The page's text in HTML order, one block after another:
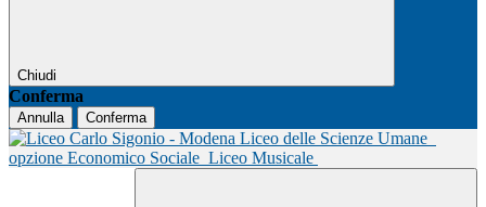
Chiudi
Conferma
Annulla Conferma
Liceo delle Scienze Umane
opzione Economico Sociale Liceo Musicale